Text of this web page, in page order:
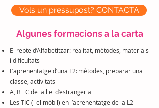
Vols un pressupost? CONTACTA
Algunes formacions a la carta
El repte d’Alfabetitzar: realitat, mètodes, materials
i dificultats
L’aprenentatge d’una L2: mètodes, preparar una
classe, activitats
A, B i C de la llei d’estrangeria
Les TIC (i el mòbil) en l’aprenentatge de la L2